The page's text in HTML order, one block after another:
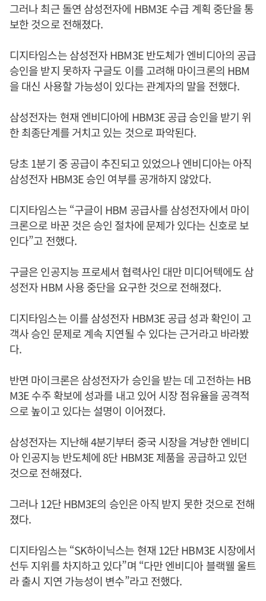
그러나 최근 돌연 삼성전자에 HBM3E 수급 계획 중단을 통
보한 것으로 전해졌다.
디지타임스는 삼성전자 HBM3E 반도체가 엔비디아의 공급
승인을 받지 못하자 구글도 이를 고려해 마이크론의 HBM
을 대신 사용할 가능성이 있다는 관계자의 말을 전했다.
삼성전자는 현재 엔비디아에 HBM3E 공급 승인을 받기 위
한 최종단계를 거치고 있는 것으로 파악된다.
당초 1분기 중 공급이 추진되고 있었으나 엔비디아는 아직
삼성전자 HBM3E 승인 여부를 공개하지 않았다.
디지타임스는 “구글이 HBM 공급사를 삼성전자에서 마이
크론으로 바꾼 것은 승인 절차에 문제가 있다는 신호로 보
인다”고 전했다.
구글은 인공지능 프로세서 협력사인 대만 미디어텍에도 삼
성전자 HBM 사용 중단을 요구한 것으로 전해졌다.
디지타임스는 이를 삼성전자 HBM3E 공급 성과 확인이 고
객사 승인 문제로 계속 지연될 수 있다는 근거라고 바라봤
다.
반면 마이크론은 삼성전자가 승인을 받는 데 고전하는 HB
M3E 수주 확보에 성과를 내고 있어 시장 점유율을 공격적
으로 높이고 있다는 설명이 이어졌다.
삼성전자는 지난해 4분기부터 중국 시장을 겨냥한 엔비디
아 인공지능 반도체에 8단 HBM3E 제품을 공급하고 있던
것으로 전해졌다.
그러나 12단 HBM3E의 승인은 아직 받지 못한 것으로 전해
졌다.
디지타임스는 “SK하이닉스는 현재 12단 HBM3E 시장에서
선두 지위를 차지하고 있다”며 “다만 엔비디아 블랙웰 울트
라 출시 지연 가능성이 변수”라고 전했다.